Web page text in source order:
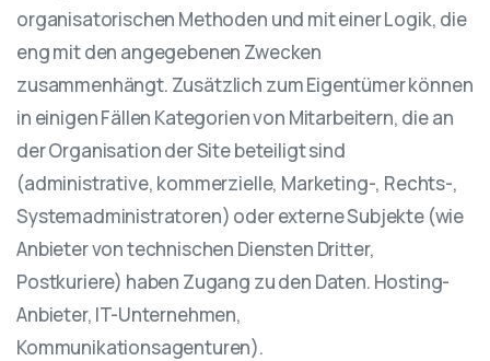
organisatorischen Methoden und mit einer Logik, die
eng mit den angegebenen Zwecken
zusammenhängt. Zusätzlich zum Eigentümer können
in einigen Fällen Kategorien von Mitarbeitern, die an
der Organisation der Site beteiligt sind
(administrative, kommerzielle, Marketing-, Rechts-,
Systemadministratoren) oder externe Subjekte (wie
Anbieter von technischen Diensten Dritter,
Postkuriere) haben Zugang zu den Daten. Hosting-
Anbieter, IT-Unternehmen,
Kommunikationsagenturen).